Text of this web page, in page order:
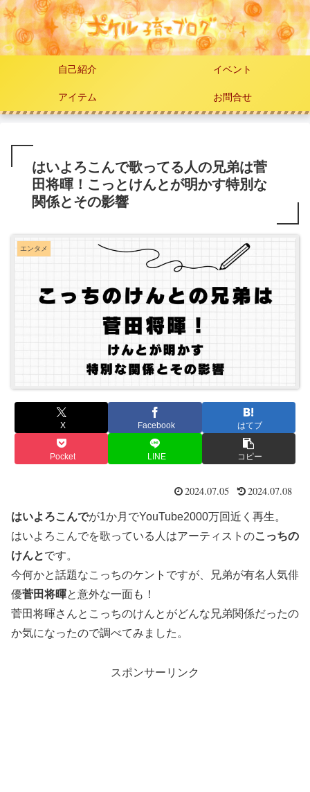
自己紹介 イベント
アイテム お問合せ
はいよろこんで歌ってる人の兄弟は菅
田将暉！こっとけんとが明かす特別な
関係とその影響
エンタメ
X Facebook はてブ
Pocket LINE コピー
2024.07.05 2024.07.08
はいよろこんでが1か月でYouTube2000万回近く再生。
はいよろこんでを歌っている人はアーティストのこっちの
けんとです。
今何かと話題なこっちのケントですが、兄弟が有名人気俳
優菅田将暉と意外な一面も！
菅田将暉さんとこっちのけんとがどんな兄弟関係だったの
か気になったので調べてみました。
スポンサーリンク